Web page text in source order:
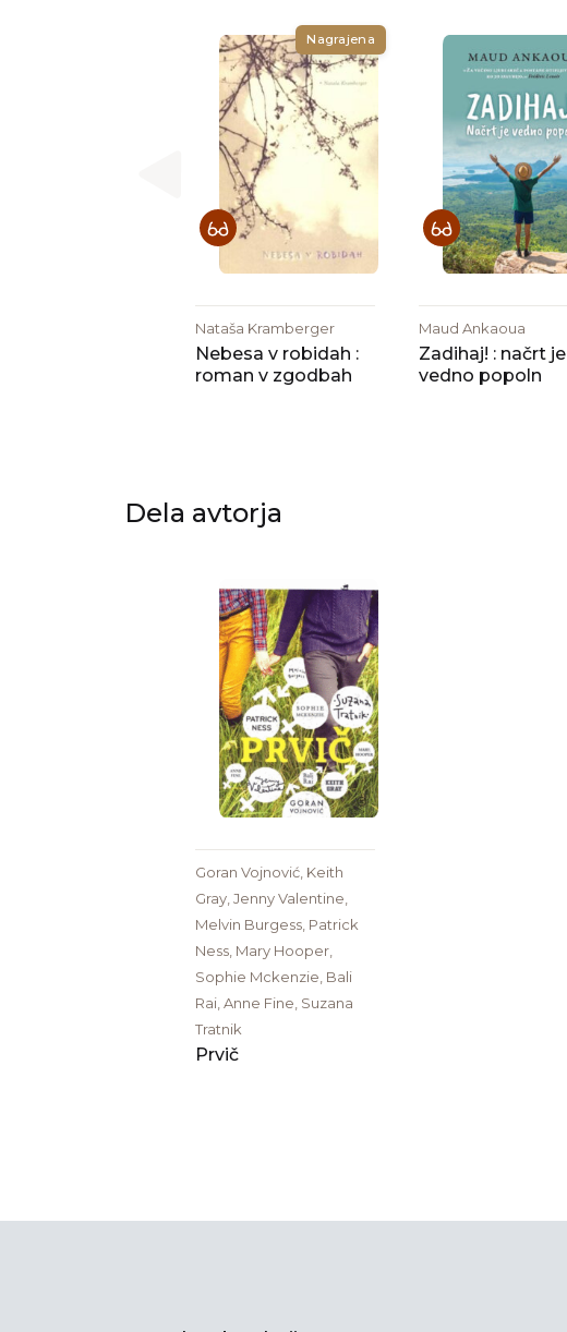
Nagrajena
Nataša Kramberger
Nebesa v robidah :
roman v zgodbah
Maud Ankaoua
Zadihaj! : načrt je
vedno popoln
Dela avtorja
Goran Vojnović, Keith
Gray, Jenny Valentine,
Melvin Burgess, Patrick
Ness, Mary Hooper,
Sophie Mckenzie, Bali
Rai, Anne Fine, Suzana
Tratnik
Prvič